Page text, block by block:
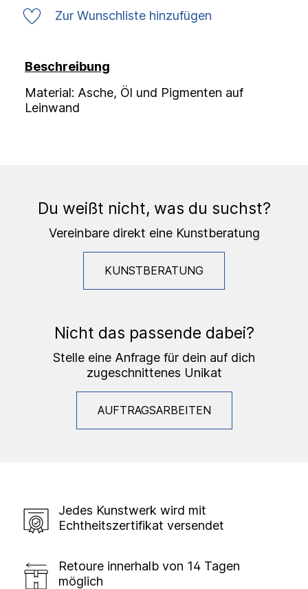
Zur Wunschliste hinzufügen
Beschreibung
Material: Asche, Öl und Pigmenten auf
Leinwand
Du weißt nicht, was du suchst?
Vereinbare direkt eine Kunstberatung
KUNSTBERATUNG
Nicht das passende dabei?
Stelle eine Anfrage für dein auf dich
zugeschnittenes Unikat
AUFTRAGSARBEITEN
Jedes Kunstwerk wird mit
Echtheitszertifikat versendet
Retoure innerhalb von 14 Tagen
möglich